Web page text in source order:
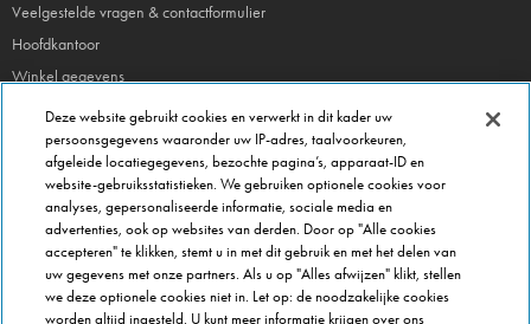
Veelgestelde vragen & contactformulier
Hoofdkantoor
Winkel gegevens
Beheer je voorkeuren
FRANCHISE INFO
Domino's Franchise
Selectie Criteria
Veel gestelde vragen
OVER DOMINOS
Deze website gebruikt cookies en verwerkt in dit kader uw
persoonsgegevens waaronder uw IP-adres, taalvoorkeuren,
afgeleide locatiegegevens, bezochte pagina’s, apparaat-ID en
website-gebruiksstatistieken. We gebruiken optionele cookies voor
analyses, gepersonaliseerde informatie, sociale media en
advertenties, ook op websites van derden. Door op "Alle cookies
accepteren" te klikken, stemt u in met dit gebruik en met het delen van
uw gegevens met onze partners. Als u op "Alles afwijzen" klikt, stellen
we deze optionele cookies niet in. Let op: de noodzakelijke cookies
worden altijd ingesteld. U kunt meer informatie krijgen over ons